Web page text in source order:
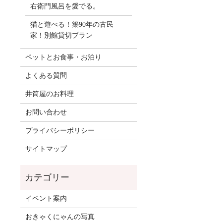
右衛門風呂を愛でる。
猫と遊べる！築90年の古民
家！別館貸切プラン
ペットとお食事・お泊り
よくある質問
井筒屋のお料理
お問い合わせ
プライバシーポリシー
サイトマップ
イベント案内
おきゃくにゃんの写真